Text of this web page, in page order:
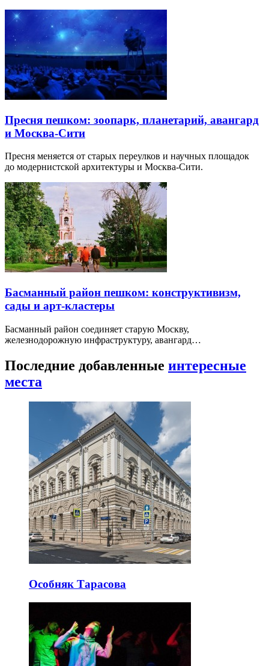
Пресня пешком: зоопарк, планетарий, авангард
и Москва-Сити
Пресня меняется от старых переулков и научных площадок
до модернистской архитектуры и Москва-Сити.
Басманный район пешком: конструктивизм,
сады и арт-кластеры
Басманный район соединяет старую Москву,
железнодорожную инфраструктуру, авангард…
Последние добавленные интересные
места
Особняк Тарасова